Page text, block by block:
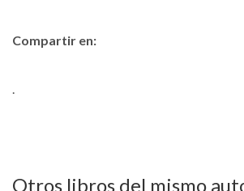
Compartir en:
.
Otros libros del mismo